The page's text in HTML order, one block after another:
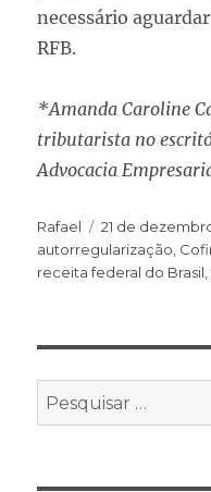
necessário
RFB.
*Amanda Caroline
tributarista no
Advocacia
Rafael 21 de
autorregularização,
receita federal do Brasil,